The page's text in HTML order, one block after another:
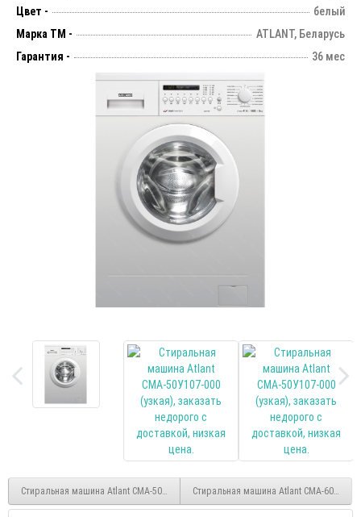
Цвет -
белый
Марка ТМ -
ATLANT, Беларусь
Гарантия -
36 мес
Стиральная машина Atlant СМА-50У102-000 (узкая)Стиральная машина Atlant СМА-